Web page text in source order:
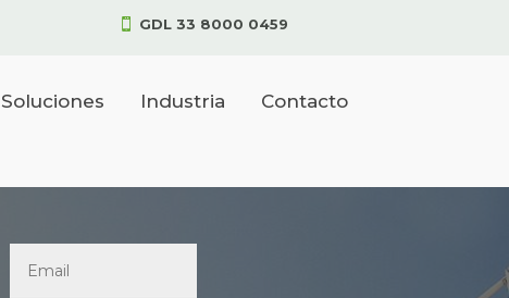
 GDL 33 8000 0459
Soluciones Industria Contacto